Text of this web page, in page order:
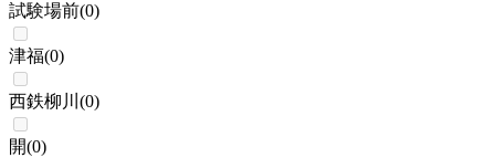
試験場前(0)
津福(0)
西鉄柳川 (0)
開(0)